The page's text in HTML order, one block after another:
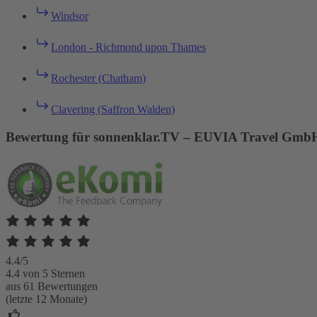
Windsor
London - Richmond upon Thames
Rochester (Chatham)
Clavering (Saffron Walden)
Bewertung für sonnenklar.TV – EUVIA Travel
4.4/5
4.4 von 5 Sternen
aus 61 Bewertungen
(letzte 12 Monate)